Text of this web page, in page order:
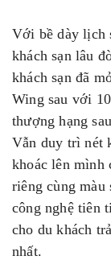
Với bề dày lịch
khách sạn lâu
khách sạn đã
Wing sau với
thượng hạng
Vẫn duy trì nét
khoác lên mình
riêng cùng màu
công nghệ tiên
cho du khách
nhất.